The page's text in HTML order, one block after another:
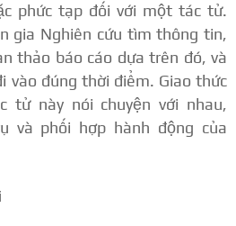
phức tạp đối với một tác tử.
gia Nghiên cứu tìm thông tin,
thảo báo cáo dựa trên đó, và
vào đúng thời điểm. Giao thức
tử này nói chuyện với nhau,
và phối hợp hành động của